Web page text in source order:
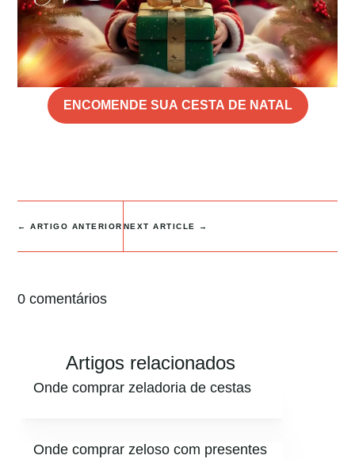
ENCOMENDE SUA CESTA DE NATAL
←ARTIGO ANTERIOR NEXT ARTICLE →
0 comentários
Artigos relacionados
Onde comprar zeladoria de cestas
Onde comprar zeloso com presentes